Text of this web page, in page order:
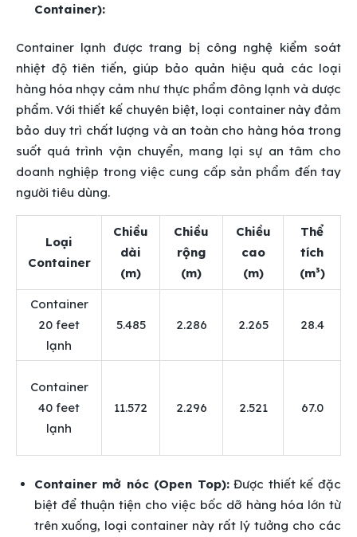
Container):
Container lạnh được trang bị công nghệ kiểm soát
nhiệt độ tiên tiến, giúp bảo quản hiệu quả các loại
hàng hóa nhạy cảm như thực phẩm đông lạnh và dược
phẩm. Với thiết kế chuyên biệt, loại container này đảm
bảo duy trì chất lượng và an toàn cho hàng hóa trong
suốt quá trình vận chuyển, mang lại sự an tâm cho
doanh nghiệp trong việc cung cấp sản phẩm đến tay
người tiêu dùng.
Loại
Container
Chiều
dài
(m)
Chiều
rộng
(m)
Chiều
cao
(m)
Thể
tích
(m³)
Container
20 feet
lạnh
5.485 2.286 2.265 28.4
Container
40 feet
lạnh
11.572 2.296 2.521 67.0
Container mở nóc (Open Top):Được thiết kế đặc
biệt để thuận tiện cho việc bốc dỡ hàng hóa lớn từ
trên xuống, loại container này rất lý tưởng cho các